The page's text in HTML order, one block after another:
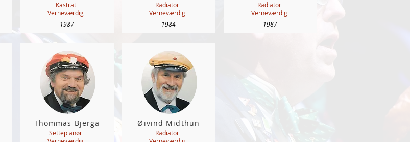
Kastrat
Verneværdig
1987
Thommas Bjerga
Settepianør
Radiator
Verneværdig
1984
Øivind Midthun
Radiator
Radiator
Verneværdig
1987